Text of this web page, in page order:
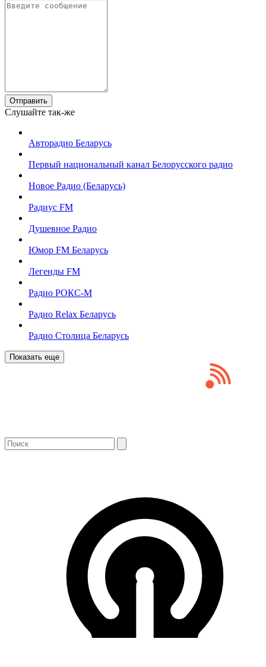
Отправить
Слушайте так-же
Авторадио Беларусь
Первый национальный канал Белорусского радио
Новое Радио (Беларусь)
Радиус FM
Душевное Радио
Юмор FM Беларусь
Легенды FM
Радио РОКС-М
Радио Relax Беларусь
Радио Столица Беларусь
Показать еще